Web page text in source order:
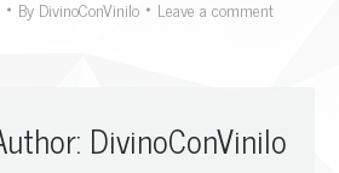
By DivinoConVinilo Leave a comment
DivinoConVinilo